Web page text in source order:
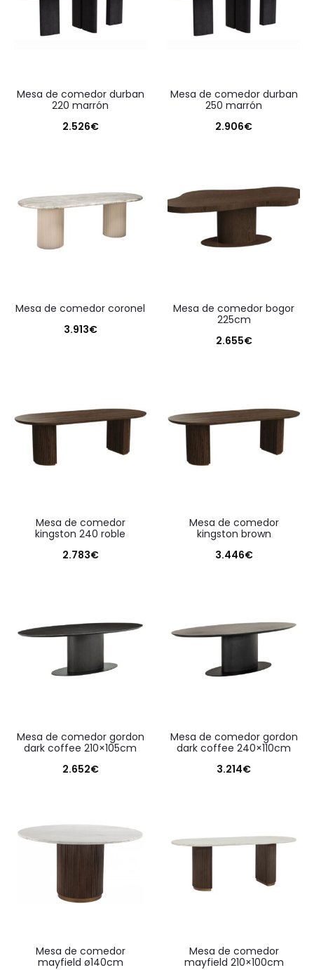
mesa de comedor durban
220 marrón
2.526€
mesa de comedor durban
250 marrón
2.906€
mesa de comedor coronel
3.913€
mesa de comedor bogor
225cm
2.655€
mesa de comedor
kingston 240 roble
2.783€
mesa de comedor
kingston brown
3.446€
mesa de comedor gordon
dark coffee 210×105cm
2.652€
mesa de comedor gordon
dark coffee 240×110cm
3.214€
mesa de comedor
mayfield ø140cm
mesa de comedor
mayfield 210×100cm